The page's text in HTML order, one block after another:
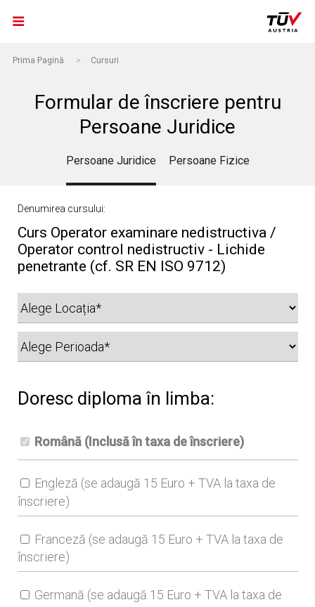
Prima Pagină > Cursuri
Formular de înscriere pentru
Persoane Juridice
Persoane Juridice Persoane Fizice
Denumirea cursului:
Curs Operator examinare nedistructiva /
Operator control nedistructiv - Lichide
penetrante (cf. SR EN ISO 9712)
Doresc diploma în limba:
Română (Inclusă în taxa de înscriere)
Engleză (se adaugă 15 Euro + TVA la taxa de
înscriere)
Franceză (se adaugă 15 Euro + TVA la taxa de
înscriere)
Germană (se adaugă 15 Euro + TVA la taxa de